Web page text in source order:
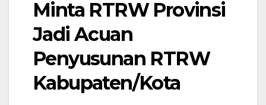
Minta RTRW Provinsi
Jadi Acuan
Penyusunan RTRW
Kabupaten/Kota